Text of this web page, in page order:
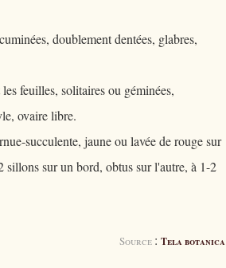
doublement dentées, glabres,
feuilles, solitaires ou géminées,
ovaire libre.
succulente, jaune ou lavée de rouge sur
sillons sur un bord, obtus sur l'autre, à 1-2
Source : Tela botanica